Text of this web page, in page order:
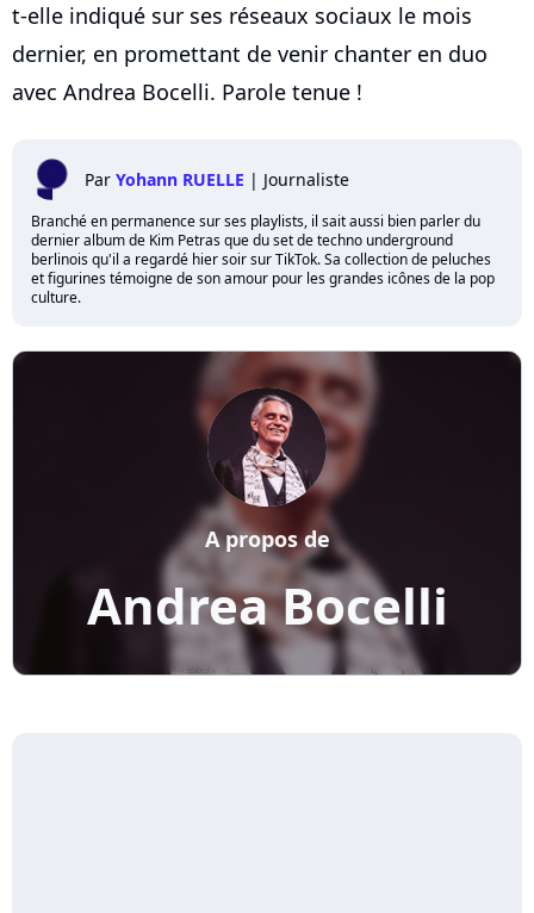
t-elle indiqué sur ses réseaux sociaux le mois
dernier, en promettant de venir chanter en duo
avec Andrea Bocelli. Parole tenue !
Par Yohann RUELLE | Journaliste
Branché en permanence sur ses playlists, il sait aussi bien parler du
dernier album de Kim Petras que du set de techno underground
berlinois qu'il a regardé hier soir sur TikTok. Sa collection de peluches
et figurines témoigne de son amour pour les grandes icônes de la pop
culture.
Andrea Bocelli
A propos de